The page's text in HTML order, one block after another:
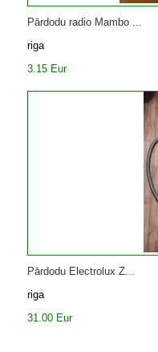
Pārdodu radio Mambo ...
riga
3.15 Eur
Pārdodu Electrolux Z...
riga
31.00 Eur